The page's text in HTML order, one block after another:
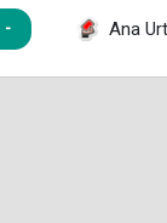
- Ana